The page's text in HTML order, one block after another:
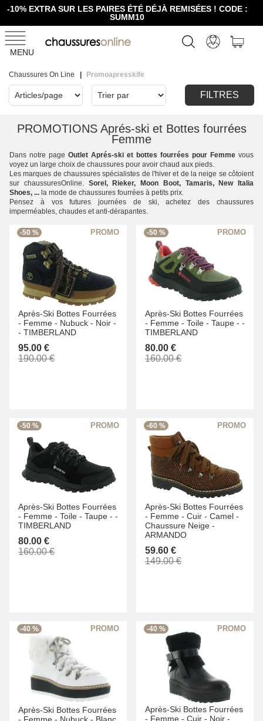
-10% EXTRA SUR LES PAIRES ÉTÉ DÉJÀ REMISÉES ! CODE :
SUMM10
MENU
Chaussures On Line Promoapresskife
FILTRES
PROMOTIONS Aprés-ski et Bottes fourrées
Femme
Dans notre page Outlet Aprés-ski et bottes fourrées pour Femme vous
voyez un large choix de chaussures pour avoir chaud aux pieds.
Les marques de chaussures spécialistes de l'hiver et de la neige se côtoient
sur chaussuresOnline.Sorel, Rieker, Moon Boot, Tamaris, New Italia
Shoes, ... la mode de chaussures fourrées à petits prix.
Pensez à vos futures journées de ski, achetez des chaussures
imperméables, chaudes et anti-dérapantes.
-50 %
Après-Ski Bottes Fourrées
- Femme - Nubuck - Noir -
- TIMBERLAND
95.00 €
190.00 €
-50 %
Après-Ski Bottes Fourrées
- Femme - Toile - Taupe - -
TIMBERLAND
80.00 €
160.00 €
-50 %
Après-Ski Bottes Fourrées
- Femme - Toile - Taupe - -
TIMBERLAND
80.00 €
160.00 €
-60 %
Après-Ski Bottes Fourrées
- Femme - Cuir - Camel -
Chaussure Neige -
ARMANDO
59.60 €
149.00 €
-40 %
Après-Ski Bottes Fourrées
- Femme - Nubuck - Blanc
-40 %
Après-Ski Bottes Fourrées
- Femme - Cuir - Noir -